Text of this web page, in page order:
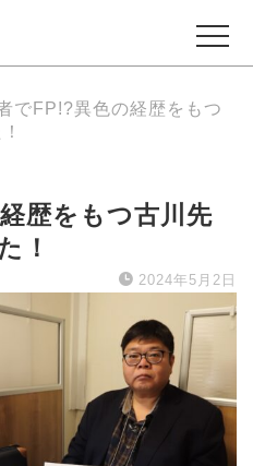
ネス
タメ
ント
メ
でFP!?異色の経歴をもつ
歴をもつ古川先
！
2024年5月2日